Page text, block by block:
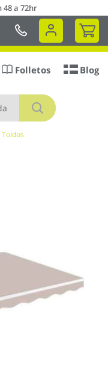
48 a 72hr
Mi
Buscar
Folletos Blog
Toldos